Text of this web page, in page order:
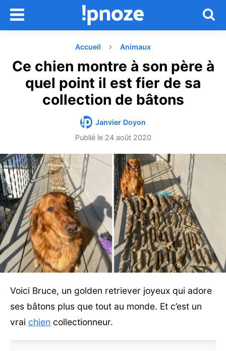
Accueil Animaux
Ce chien montre à son père à
quel point il est fier de sa
collection de bâtons
Janvier Doyon
Publié le 24 août 2020
Voici Bruce, un golden retriever joyeux qui adore
ses bâtons plus que tout au monde. Et c’est un
vrai chien collectionneur.